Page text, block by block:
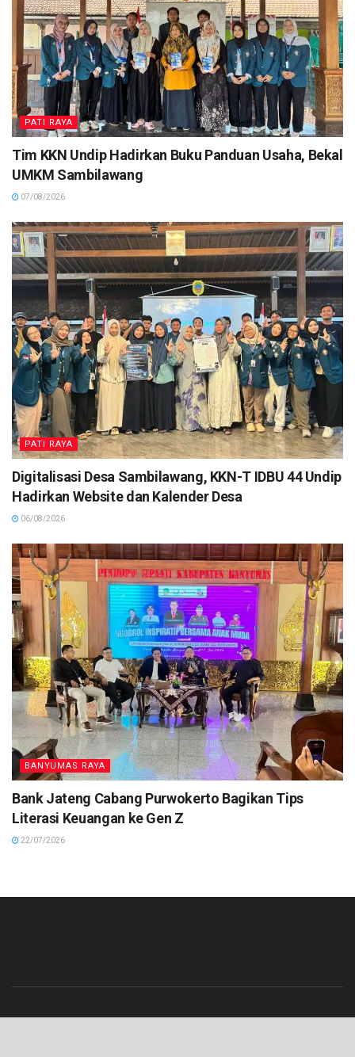
PATI RAYA
Tim KKN Undip Hadirkan Buku Panduan Usaha, Bekal
UMKM Sambilawang
07/08/2026
PATI RAYA
Digitalisasi Desa Sambilawang, KKN-T IDBU 44 Undip
Hadirkan Website dan Kalender Desa
06/08/2026
BANYUMAS RAYA
Bank Jateng Cabang Purwokerto Bagikan Tips
Literasi Keuangan ke Gen Z
22/07/2026